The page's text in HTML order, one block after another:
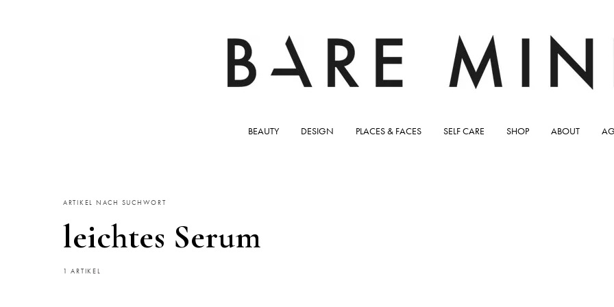
BEAUTY DESIGN PLACES & FACES SELF CARE SHOP ABOUT
ARTIKEL NACH SUCHWORT
leichtes Serum
1 ARTIKEL